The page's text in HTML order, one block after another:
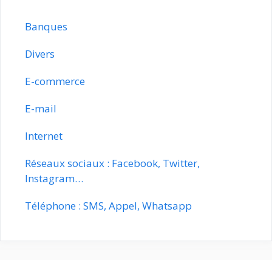
Banques
Divers
E-commerce
E-mail
Internet
Réseaux sociaux : Facebook, Twitter,
Instagram…
Téléphone : SMS, Appel, Whatsapp